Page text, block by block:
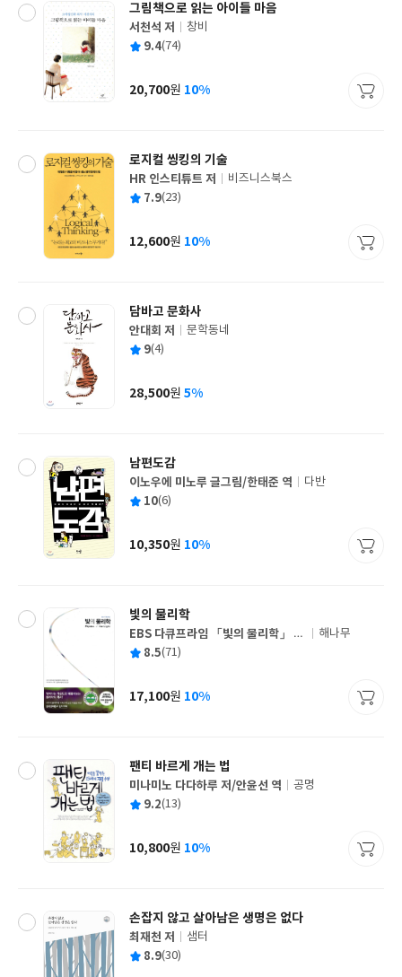
그림책으로 읽는 아이들 마음
글
쓴
서천석 저
출
사
창비
평 9.4(74)
가
20,700원 10%
로지컬 씽킹의 기술
글
쓴
HR 인스티튜트 저
출
사
비즈니스북스
평 7.9(23)
가
12,600원 10%
담바고 문화사
글
쓴
안대회 저
출
사
문학동네
평 9(4)
가
28,500원 5%
남편도감
글
쓴
이노우에 미노루 글그림/한태준 역
출
사
다반
평 10(6)
가
10,350원 10%
빛의 물리학
글
쓴
EBS 다큐프라임 「빛의 물리학」 제
작팀 저/EBS MEDIA 기획/홍성욱 감
출
사
해나무
평 8.5(71)
가
17,100원 10%
팬티 바르게 개는 법
글
쓴
미나미노 다다하루 저/안윤선 역
출
사
공명
평 9.2(13)
가
10,800원 10%
손잡지 않고 살아남은 생명은 없다
글
쓴
최재천 저
출
샘터
평 8.9(30)